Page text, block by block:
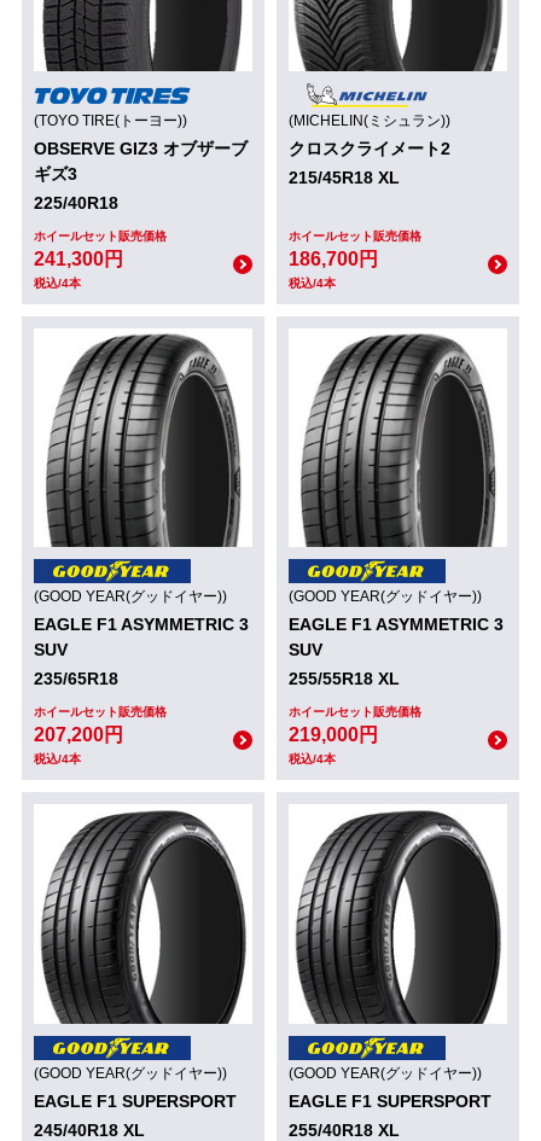
(TOYO TIRE(トーヨー))
OBSERVE GIZ3 オブザーブ
ギズ3
225/40R18
ホイールセット販売価格
241,300円
税込/4本
(MICHELIN(ミシュラン))
クロスクライメート2
215/45R18 XL
ホイールセット販売価格
186,700円
税込/4本
(GOOD YEAR(グッドイヤー))
EAGLE F1 ASYMMETRIC 3
SUV
235/65R18
ホイールセット販売価格
207,200円
税込/4本
(GOOD YEAR(グッドイヤー))
EAGLE F1 ASYMMETRIC 3
SUV
255/55R18 XL
ホイールセット販売価格
219,000円
税込/4本
(GOOD YEAR(グッドイヤー))
EAGLE F1 SUPERSPORT
245/40R18 XL
(GOOD YEAR(グッドイヤー))
EAGLE F1 SUPERSPORT
255/40R18 XL